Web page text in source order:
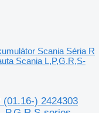
Scania Séria R
Scania L,P,G,R,S-
) 2424303